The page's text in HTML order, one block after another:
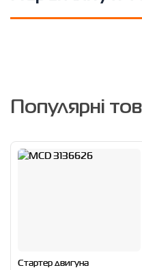
Популярні
Стартер двигуна